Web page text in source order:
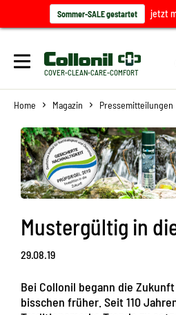
Sommer-SALE gestartet jetzt
COVER-CLEAN-CARE-COMFORT
Home Magazin Pressemitteilungen
Mustergültig in
29.08.19
Bei Collonil begann die
bisschen früher. Seit 110